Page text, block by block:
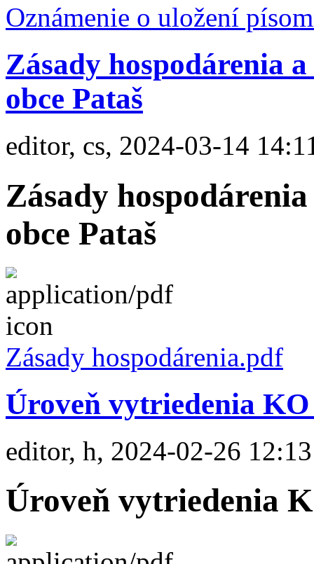
Oznámenie o uložení
Zásady hospodárenia
obce Pataš
editor, cs, 2024-03-14
Zásady
obce Pataš
Zásady hospodárenia.pdf
Úroveň vytriedenia
editor, h, 2024-02-26 12:13
Úroveň vytriedenia